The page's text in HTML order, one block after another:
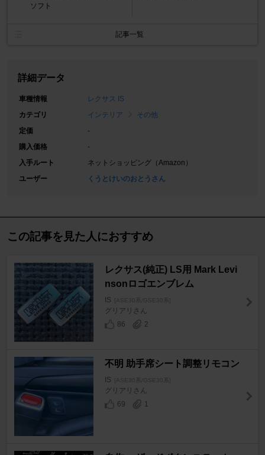
ソフト
記事一覧
詳細データ
車種情報
レクサス IS
カテゴリ
インテリア
その他
定価
-
購入価格
-
入手ルート
ネットショッピング（Amazon）
ユーザー
くうとけいのおとうさん
この記事を見た人におすすめ
レクサス(純正) LS用 Mark Levi
nsonロゴエンブレム
IS [ASE30系/GSE30系]
グリアリさん
86
2
不明 助手席シート調整リモコン
IS [ASE30系/GSE30系]
グリアリさん
69
1